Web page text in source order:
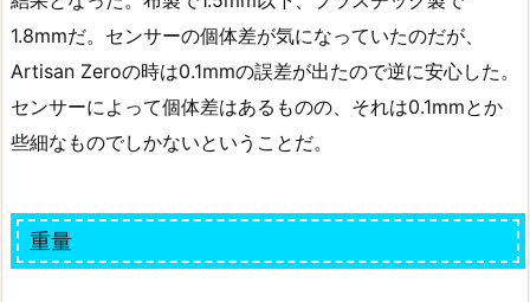
1.8mmだ。センサーの個体差が気になっていたのだが、
Artisan Zeroの時は0.1mmの誤差が出たので逆に安心した。
センサーによって個体差はあるものの、それは0.1mmとか
些細なものでしかないということだ。
重量